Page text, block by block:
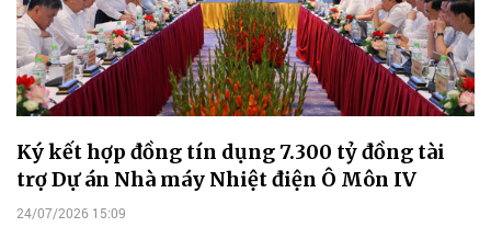
Ký kết hợp đồng tín dụng 7.300 tỷ đồng tài
trợ Dự án Nhà máy Nhiệt điện Ô Môn IV
24/07/2026 15:09